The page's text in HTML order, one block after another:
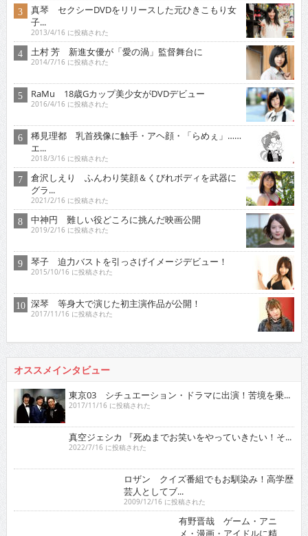
真琴 セクシーDVDをリリースした元ひきこもり女
子...
2013/4/16 に投稿された
土村 芳 新進女優が「愛の渦」監督舞台に
2014/7/16 に投稿された
RaMu 18歳Gカップ美少女がDVDデビュー
2016/4/16 に投稿された
稀見理都 乳首残像に触手・アヘ顔・「らめぇ」……
エ...
2018/3/16 に投稿された
倉沢しえり ふんわり笑顔＆くびれボディを武器に
グラ...
2021/2/16 に投稿された
中神円 難しい役どころに挑んだ映画公開
2019/2/16 に投稿された
琴子 迫力バストを引っさげイメージデビュー！
2015/10/16 に投稿された
深琴 等身大で演じた初主演作品が公開！
2017/11/16 に投稿された
オススメインタビュー
東京03 シチュエーション・ドラマに出演！苦境を乗...
2017/11/16 に投稿された
真空ジェシカ 『死ぬまでお笑いをやっていきたい！そ...
2022/7/16 に投稿された
ロザン クイズ番組でもお馴染み！高学歴芸人として
2009/12/16 に投稿された
有野晋哉 ゲーム・アニメ・漫画・アイドルに精通！